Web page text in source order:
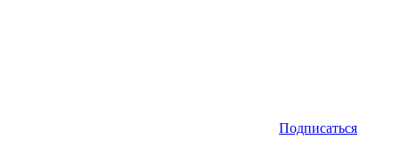
Подписаться